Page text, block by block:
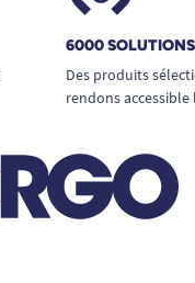
6000
Des produits
rendons